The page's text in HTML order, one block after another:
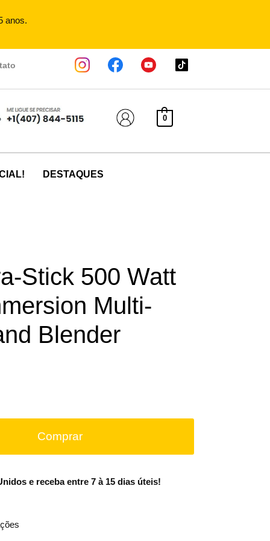
anos.
0
DESTAQUES
Stick 500 Watt
Multi-
Blender
Comprar
e receba entre 7 à 15 dias úteis!